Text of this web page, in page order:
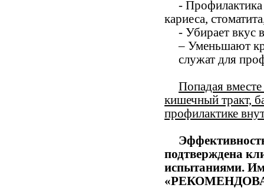
-
кариеса,
- Убирает вкус
– Уменьшают
служат для
Попадая
кишечный тракт,
профилактике
подтверждена
испытаниями. Им